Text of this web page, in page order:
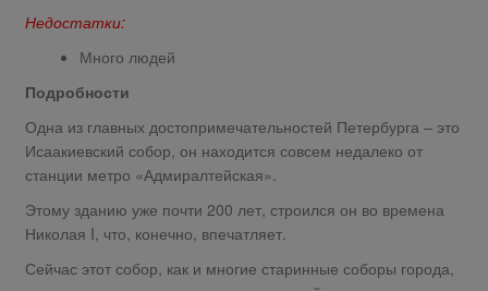
Недостатки:
Много людей
Подробности
Одна из главных достопримечательностей Петербурга – это
Исаакиевский собор, он находится совсем недалеко от
станции метро «Адмиралтейская».
Этому зданию уже почти 200 лет, строился он во времена
Николая I, что, конечно, впечатляет.
Сейчас этот собор, как и многие старинные соборы города,